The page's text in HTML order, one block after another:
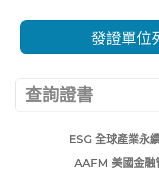
發證單位
ESG 全球產業永
AAFM 美國金融